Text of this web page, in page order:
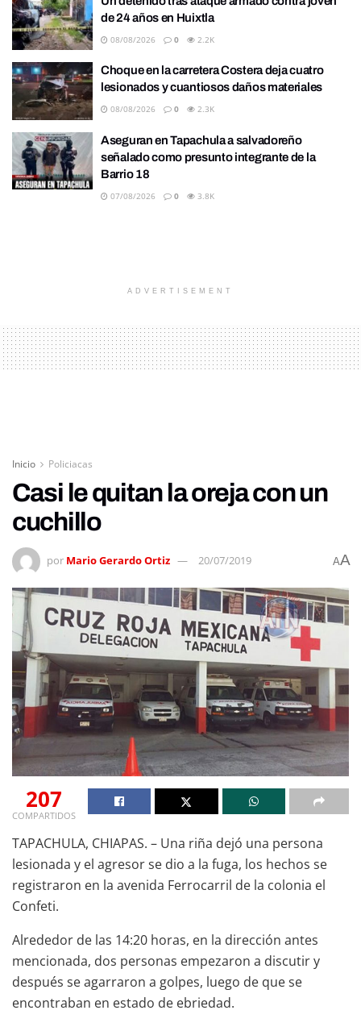
de 24 años en Huixtla
08/08/2026 0 2.2K
Choque en la carretera Costera deja cuatro
lesionados y cuantiosos daños materiales
08/08/2026 0 2.3K
Aseguran en Tapachula a salvadoreño
señalado como presunto integrante de la
Barrio 18
07/08/2026 0 3.8K
ADVERTISEMENT
Inicio Policiacas
Casi le quitan la oreja con un
cuchillo
por Mario Gerardo Ortiz 20/07/2019 AA
207
COMPARTIDOS
TAPACHULA, CHIAPAS. – Una riña dejó una persona
lesionada y el agresor se dio a la fuga, los hechos se
registraron en la avenida Ferrocarril de la colonia el
Confeti.
Alrededor de las 14:20 horas, en la dirección antes
mencionada, dos personas empezaron a discutir y
después se agarraron a golpes, luego de que se
encontraban en estado de ebriedad.